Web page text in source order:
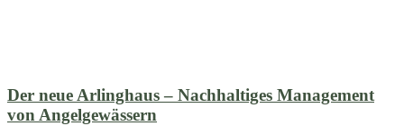
Der neue Arlinghaus – Nachhaltiges Management
von Angelgewässern